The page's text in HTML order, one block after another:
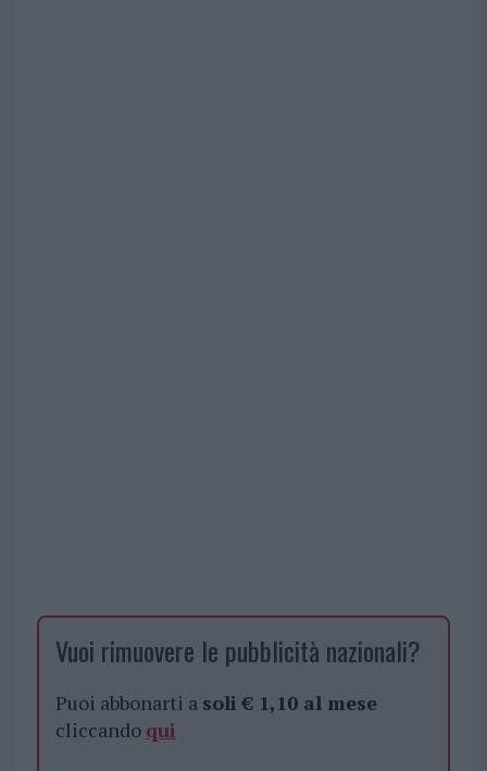
Vuoi rimuovere le pubblicità nazionali?
Puoi abbonarti a soli € 1,10 al mese
cliccando qui